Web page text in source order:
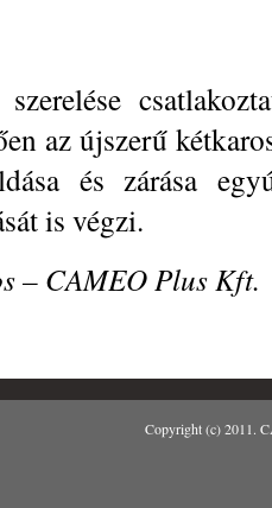
az újszerű
és zárása
is végzi.
– CAMEO Plus Kft.
Copyright (c) 2011.